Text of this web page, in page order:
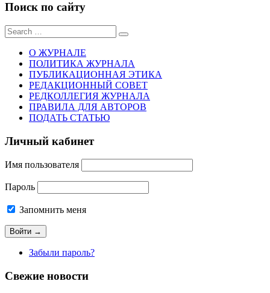
Поиск по сайту
Sear
for:
О ЖУРНАЛЕ
ПОЛИТИКА ЖУРНАЛА
ПУБЛИКАЦИОННАЯ ЭТИКА
РЕДАКЦИОННЫЙ СОВЕТ
РЕДКОЛЛЕГИЯ ЖУРНАЛА
ПРАВИЛА ДЛЯ АВТОРОВ
ПОДАТЬ СТАТЬЮ
Личный кабинет
Имя пользователя
Пароль
Запомнить меня
Забыли пароль?
Свежие новости